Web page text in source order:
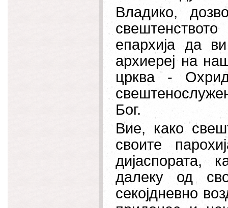
Владико,
епархија да
архиереј на
црква -
Бог.
Вие, како
своите
дијаспората,
далеку од
секојдневно